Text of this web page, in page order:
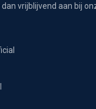
vrijblijvend aan bij